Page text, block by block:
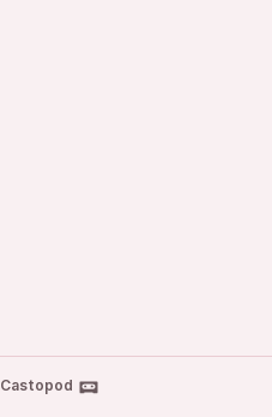
Castopod